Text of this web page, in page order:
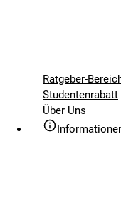
Ratgeber-
Studentenrabatt
Über Uns